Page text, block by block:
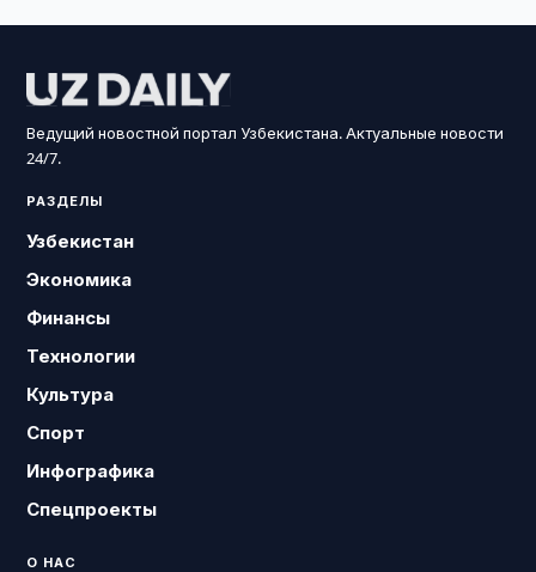
Ведущий новостной портал Узбекистана. Актуальные новости
24/7.
РАЗДЕЛЫ
Узбекистан
Экономика
Финансы
Технологии
Культура
Спорт
Инфографика
Спецпроекты
О НАС